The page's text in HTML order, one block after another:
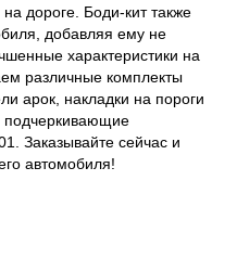
дороге. Боди-кит также
добавляя ему не
характеристики на
различные комплекты
арок, накладки на пороги
подчеркивающие
Заказывайте сейчас и
автомобиля!